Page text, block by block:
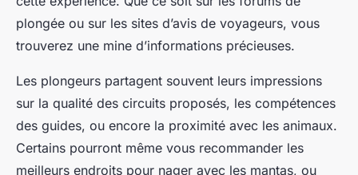
plongée ou sur les sites d’avis de voyageurs, vous
trouverez une mine d’informations précieuses.
Les plongeurs partagent souvent leurs impressions
sur la qualité des circuits proposés, les compétences
des guides, ou encore la proximité avec les animaux.
Certains pourront même vous recommander les
meilleurs endroits pour nager avec les mantas, ou